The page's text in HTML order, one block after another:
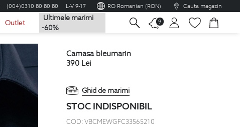
(004)0310 80 80 80 L-V 9-17 RO Romanian (RON) Cauta magazin
Outlet
Ultimele marimi
-60%
9
Romana
camasa bleumarin
390 Lei
Ghid de marimi
STOC INDISPONIBIL
COD:VBCMEWGFC33565210